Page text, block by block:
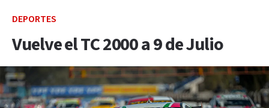
DEPORTES
Vuelve el TC 2000 a 9 de Julio